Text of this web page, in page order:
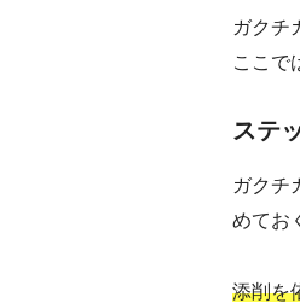
ガクチ
ここで
ステ
ガクチ
めてお
添削を